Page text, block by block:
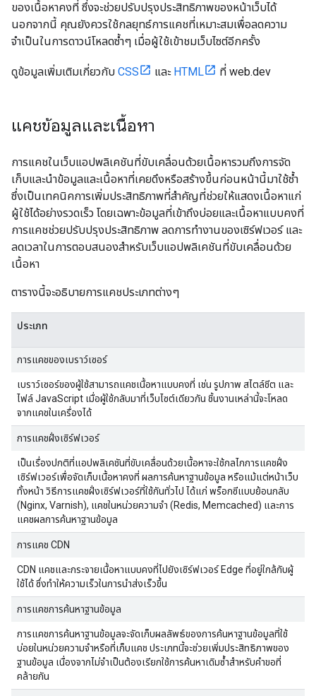
ของเนื้อหาคงที่ ซึ่งจะช่วยปรับปรุงประสิทธิภาพของหน้าเว็บได้
นอกจากนี้ คุณยังควรใช้กลยุทธ์การแคชที่เหมาะสมเพื่อลดความ
จำเป็นในการดาวน์โหลดซ้ำๆ เมื่อผู้ใช้เข้าชมเว็บไซต์อีกครั้ง
ดูข้อมูลเพิ่มเติมเกี่ยวกับ CSS และ HTML ที่ web.dev
แคชข้อมูลและเนื้อหา
การแคชในเว็บแอปพลิเคชันที่ขับเคลื่อนด้วยเนื้อหารวมถึงการจัด
เก็บและนำข้อมูลและเนื้อหาที่เคยดึงหรือสร้างขึ้นก่อนหน้านี้มาใช้ซ้ำ
ซึ่งเป็นเทคนิคการเพิ่มประสิทธิภาพที่สำคัญที่ช่วยให้แสดงเนื้อหาแก่
ผู้ใช้ได้อย่างรวดเร็ว โดยเฉพาะข้อมูลที่เข้าถึงบ่อยและเนื้อหาแบบคงที่
การแคชช่วยปรับปรุงประสิทธิภาพ ลดการทำงานของเซิร์ฟเวอร์ และ
ลดเวลาในการตอบสนองสำหรับเว็บแอปพลิเคชันที่ขับเคลื่อนด้วย
เนื้อหา
ตารางนี้จะอธิบายการแคชประเภทต่างๆ
ประเภท
การแคชของเบราว์เซอร์
เบราว์เซอร์ของผู้ใช้สามารถแคชเนื้อหาแบบคงที่ เช่น รูปภาพ สไตล์ชีต และ
ไฟล์ JavaScript เมื่อผู้ใช้กลับมาที่เว็บไซต์เดียวกัน ชิ้นงานเหล่านี้จะโหลด
จากแคชในเครื่องได้
การแคชฝั่งเซิร์ฟเวอร์
เป็นเรื่องปกติที่แอปพลิเคชันที่ขับเคลื่อนด้วยเนื้อหาจะใช้กลไกการแคชฝั่ง
เซิร์ฟเวอร์เพื่อจัดเก็บเนื้อหาคงที่ ผลการค้นหาฐานข้อมูล หรือแม้แต่หน้าเว็บ
ทั้งหน้า วิธีการแคชฝั่งเซิร์ฟเวอร์ที่ใช้กันทั่วไป ได้แก่ พร็อกซีแบบย้อนกลับ
(Nginx, Varnish), แคชในหน่วยความจำ (Redis, Memcached) และการ
แคชผลการค้นหาฐานข้อมูล
การแคช CDN
CDN แคชและกระจายเนื้อหาแบบคงที่ไปยังเซิร์ฟเวอร์ Edge ที่อยู่ใกล้กับผู้
ใช้ได้ ซึ่งทำให้ความเร็วในการนำส่งเร็วขึ้น
การแคชการค้นหาฐานข้อมูล
การแคชการค้นหาฐานข้อมูลจะจัดเก็บผลลัพธ์ของการค้นหาฐานข้อมูลที่ใช้
บ่อยในหน่วยความจำหรือที่เก็บแคช ประเภทนี้จะช่วยเพิ่มประสิทธิภาพของ
ฐานข้อมูล เนื่องจากไม่จำเป็นต้องเรียกใช้การค้นหาเดิมซ้ำสำหรับคำขอที่
คล้ายกัน